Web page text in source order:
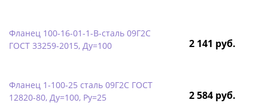
Фланец 100-16-01-1-B-сталь 09Г2С
ГОСТ 33259-2015, Ду=100
2 141 руб.
Фланец 1-100-25 сталь 09Г2С ГОСТ
12820-80, Ду=100, Ру=25
2 584 руб.